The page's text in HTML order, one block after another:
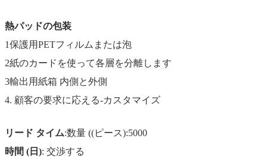
熱パッドの包装
1保護用PETフィルムまたは泡
2紙のカードを使って各層を分離します
3輸出用紙箱 内側と外側
4. 顧客の要求に応える-カスタマイズ
リード タイム:数量 ((ピース):5000
時間 (日): 交渉する